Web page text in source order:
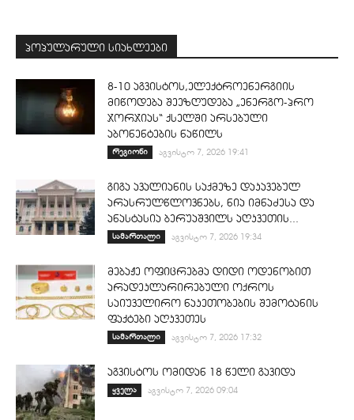
პოპულარული სიახლეები
8-10 აგვისტოს,ელექტროენერგიის
მიწოდება შეეზღუდება „ენერგო-პრო
ჯორჯიას“ ქსელში არსებული
აბონენტების ნაწილს
რეგიონი აგვისტო 7, 2026 19:41
გიგა ავალიანის საქმეზე დაკავებულ
არასრულწლოვნებს, ნია იმნაძესა და
ანასტასია ბერუაშვილს აღკვეთის...
სამართალი აგვისტო 7, 2026 19:34
მებაჟე ოფიცრებმა დიდი ოდენობით
არადეკლარირებული ოქროს
საიუველირო ნაკეთობების შემოტანის
ფაქტები აღკვეთეს
სამართალი აგვისტო 7, 2026 17:32
აგვისტოს ომიდან 18 წელი გავიდა
ყველა აგვისტო 7, 2026 09:04